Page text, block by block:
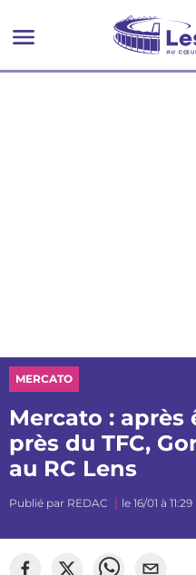
MERCATO
Mercato : après
près du TFC,
au RC Lens
Publié par REDAC le 16/01 à 11:29